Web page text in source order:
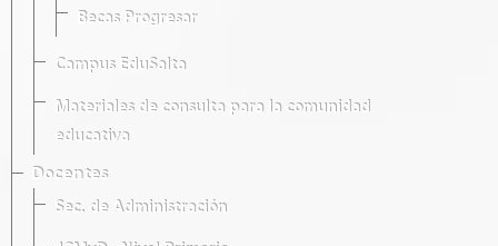
Becas Progresar
Campus EduSalta
Materiales de consulta para la comunidad
educativa
Docentes
Sec. de Administración